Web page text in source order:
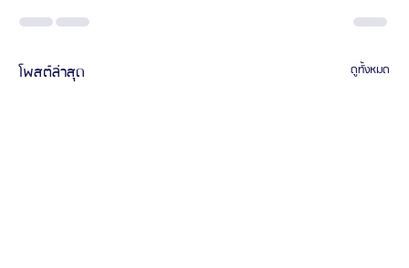
โพสต์ล่าสุด ดูทั้งหมด